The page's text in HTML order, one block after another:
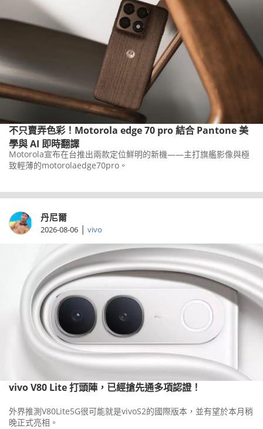
不只賣弄色彩！Motorola edge 70 pro 結合 Pantone 美
學與 AI 即時翻譯
Motorola宣布在台推出兩款定位鮮明的新機——主打旗艦影像與極
致輕薄的motorolaedge70pro。
丹尼爾
2026-08-06 | vivo
vivo V80 Lite 打頭陣，已經搶先通多項認證！
外界推測V80Lite5G很可能就是vivoS2的國際版本，並有望於本月稍
晚正式亮相。